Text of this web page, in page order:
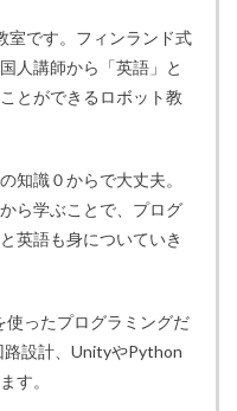
室です。フィンランド式
人講師から「英語」と
とができるロボット教
知識０からで大丈夫。
ら学ぶことで、プログ
英語も身についていき
使ったプログラミングだ
路設計、UnityやPython
す。